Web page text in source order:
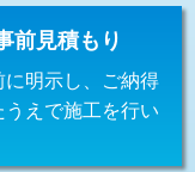
5,500円
5,500円
前見積もり
に明示し、ご納得
うえで施工を行い